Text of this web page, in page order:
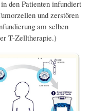
den Patienten infundiert
und zerstören
am selben
T-Zelltherapie.)